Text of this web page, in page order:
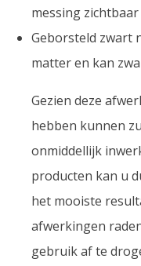
messing
Geborsteld zwart
matter en kan
Gezien deze
hebben kunnen
onmiddellijk
producten kan u
het mooiste
afwerkingen
gebruik af te